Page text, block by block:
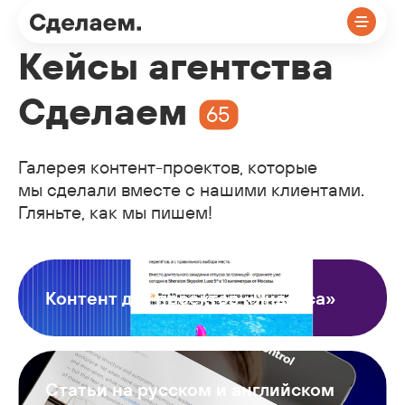
Кейсы агентства
Сделаем
65
Галерея контент-проектов, которые
мы сделали вместе с нашими клиентами.
Гляньте, как мы пишем!
Контент для проектов «Яндекса»
Статьи на русском и английском